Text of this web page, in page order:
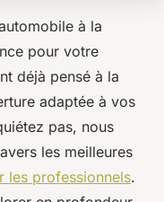
à la
pour votre
déjà pensé à la
adaptée à vos
pas, nous
les meilleures
les professionnels.